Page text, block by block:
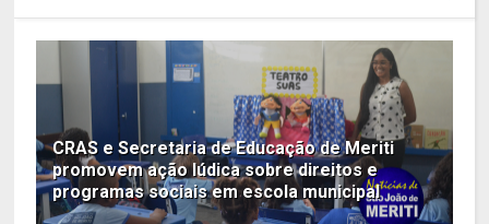
CRAS e Secretaria de Educação de Meriti
promovem ação lúdica sobre direitos e
programas sociais em escola municipal